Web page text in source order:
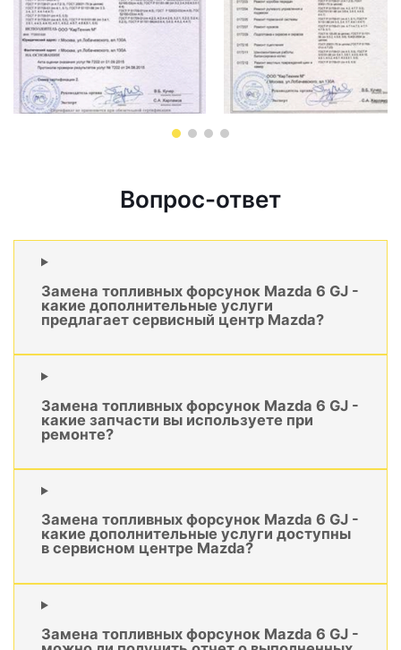
Вопрос-ответ
Замена топливных форсунок Mazda 6 GJ -
какие дополнительные услуги
предлагает сервисный центр Mazda?
Замена топливных форсунок Mazda 6 GJ -
какие запчасти вы используете при
ремонте?
Замена топливных форсунок Mazda 6 GJ -
какие дополнительные услуги доступны
в сервисном центре Mazda?
Замена топливных форсунок Mazda 6 GJ -